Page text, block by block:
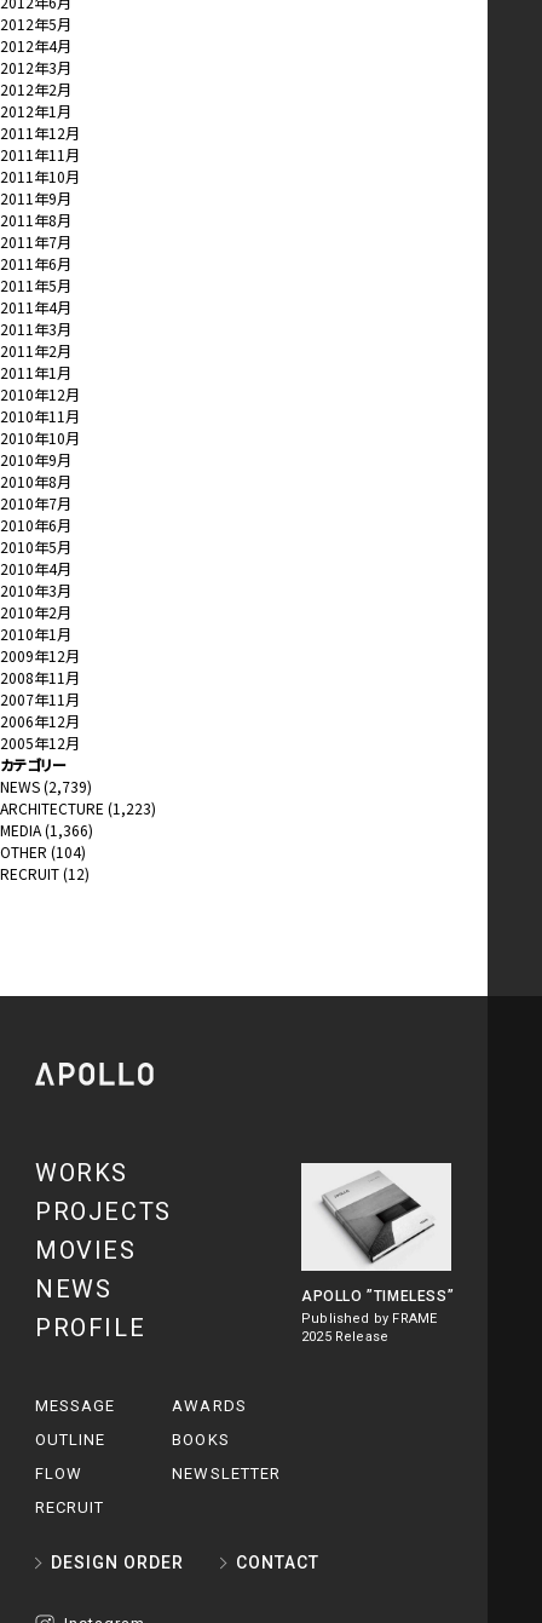
2012年5月
2012年4月
2012年3月
2012年2月
2012年1月
2011年12月
2011年11月
2011年10月
2011年9月
2011年8月
2011年7月
2011年6月
2011年5月
2011年4月
2011年3月
2011年2月
2011年1月
2010年12月
2010年11月
2010年10月
2010年9月
2010年8月
2010年7月
2010年6月
2010年5月
2010年4月
2010年3月
2010年2月
2010年1月
2009年12月
2008年11月
2007年11月
2006年12月
2005年12月
カテゴリー
NEWS(2,739)
ARCHITECTURE (1,223)
MEDIA(1,366)
OTHER (104)
RECRUIT(12)
WORKS
PROJECTS
MOVIES
NEWS
PROFILE
APOLLO”TIMELESS”
Published by FRAME
2025 Release
MESSAGE
AWARDS
OUTLINE
BOOKS
FLOW
NEWSLETTER
RECRUIT
DESIGN ORDER CONTACT